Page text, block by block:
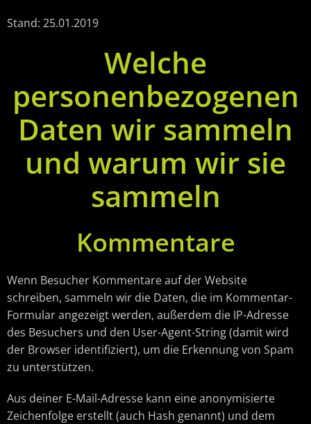
Stand: 25.01.2019
Welche
personenbezogenen
Daten wir sammeln
und warum wir sie
sammeln
Kommentare
Wenn Besucher Kommentare auf der Website
schreiben, sammeln wir die Daten, die im Kommentar-
Formular angezeigt werden, außerdem die IP-Adresse
des Besuchers und den User-Agent-String (damit wird
der Browser identifiziert), um die Erkennung von Spam
zu unterstützen.
Aus deiner E-Mail-Adresse kann eine anonymisierte
Zeichenfolge erstellt (auch Hash genannt) und dem